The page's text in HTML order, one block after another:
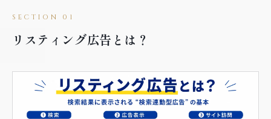
リスティング広告とは？